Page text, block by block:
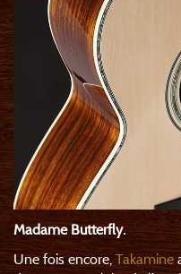
Madame Butterfly.
Une fois encore, Takamine